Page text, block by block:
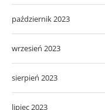
październik 2023
wrzesień 2023
sierpień 2023
lipiec 2023